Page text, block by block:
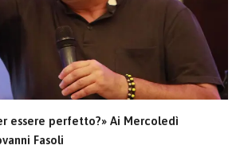
essere perfetto?» Ai Mercoledì
Fasoli